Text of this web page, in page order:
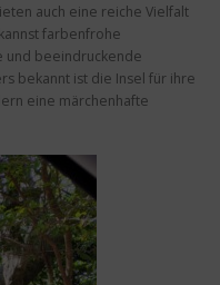
auch eine reiche Vielfalt
farbenfrohe
und beeindruckende
bekannt ist die Insel für ihre
eine märchenhafte